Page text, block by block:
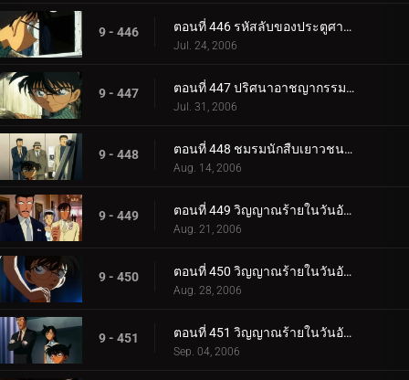
9 - 446 ตอนที่ 446 รหัสลับของประตูศาลเจ้า (ตอนจบ)
Jul. 24, 2006
9 - 447 ตอนที่ 447 ปริศนาอาชญากรรมครึ่งเดียว
Jul. 31, 2006
9 - 448 ตอนที่ 448 ชมรมนักสืบเยาวชนกับนกสีฟ้า
Aug. 14, 2006
9 - 449 ตอนที่ 449 วิญญาณร้ายในวันอับโชค (ภาคคดี)
Aug. 21, 2006
9 - 450 ตอนที่ 450 วิญญาณร้ายในวันอับโชค (ภาคสงสัย)
Aug. 28, 2006
9 - 451 ตอนที่ 451 วิญญาณร้ายในวันอับโชค (ภาคไขปริศนา)
Sep. 04, 2006